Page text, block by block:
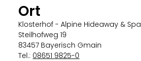
Ort
Klosterhof - Alpine Hideaway & Spa
Steilhofweg 19
83457 Bayerisch Gmain
Tel.: 08651 9825-0